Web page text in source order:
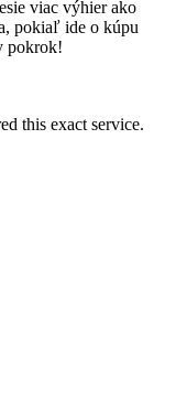
viac výhier ako
pokiaľ ide o kúpu
pokrok!
this exact service.